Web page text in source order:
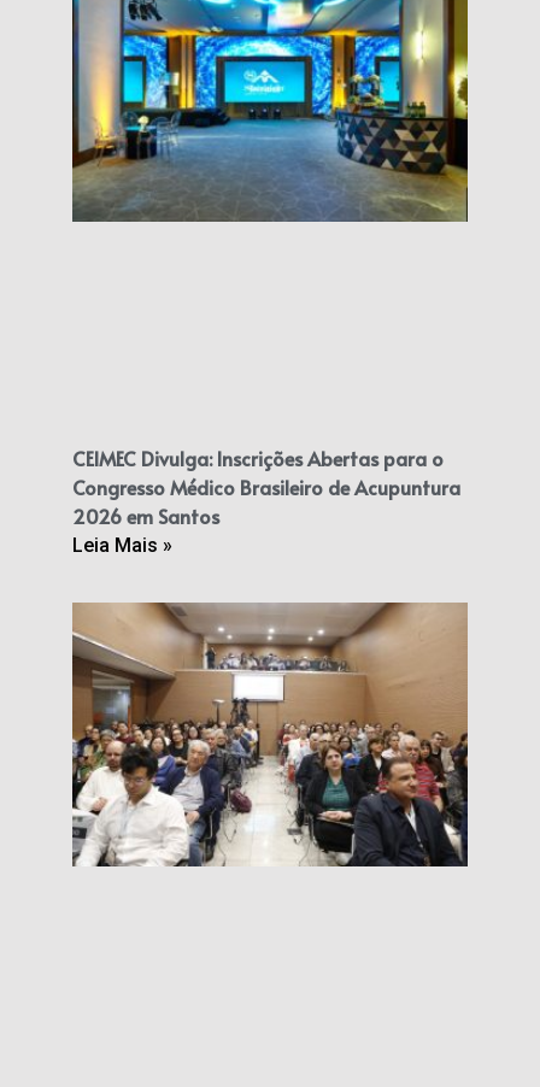
CEIMEC Divulga: Inscrições Abertas para o
Congresso Médico Brasileiro de Acupuntura
2026 em Santos
Leia Mais »